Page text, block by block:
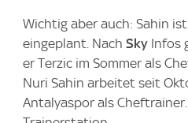
Wichtig aber auch: Sahin
eingeplant. Nach Sky Infos
er Terzic im Sommer als
Nuri Sahin arbeitet seit
Antalyaspor als